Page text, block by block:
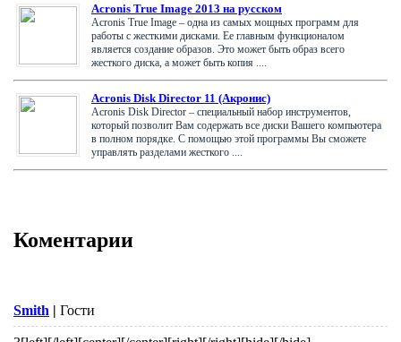
Acronis True Image 2013 на русском
Acronis True Image – одна из самых мощных программ для
работы с жесткими дисками. Ее главным функционалом
является создание образов. Это может быть образ всего
жесткого диска, а может быть копия ....
Acronis Disk Director 11 (Акронис)
Acronis Disk Director – специальный набор инструментов,
который позволит Вам содержать все диски Вашего компьютера
в полном порядке. С помощью этой программы Вы сможете
управлять разделами жесткого ....
Коментарии
Smith | Гости